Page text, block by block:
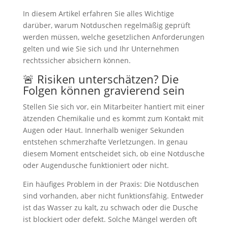
In diesem Artikel erfahren Sie alles Wichtige
darüber, warum Notduschen regelmäßig geprüft
werden müssen, welche gesetzlichen Anforderungen
gelten und wie Sie sich und Ihr Unternehmen
rechtssicher absichern können.
🚨 Risiken unterschätzen? Die
Folgen können gravierend sein
Stellen Sie sich vor, ein Mitarbeiter hantiert mit einer
ätzenden Chemikalie und es kommt zum Kontakt mit
Augen oder Haut. Innerhalb weniger Sekunden
entstehen schmerzhafte Verletzungen. In genau
diesem Moment entscheidet sich, ob eine Notdusche
oder Augendusche funktioniert oder nicht.
Ein häufiges Problem in der Praxis: Die Notduschen
sind vorhanden, aber nicht funktionsfähig. Entweder
ist das Wasser zu kalt, zu schwach oder die Dusche
ist blockiert oder defekt. Solche Mängel werden oft